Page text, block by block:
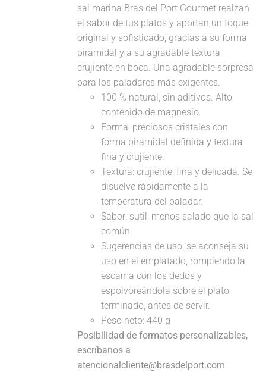
sal marina Bras del Port Gourmet realzan
el sabor de tus platos y aportan un toque
original y sofisticado, gracias a su forma
piramidal y a su agradable textura
crujiente en boca. Una agradable sorpresa
para los paladares más exigentes.
100 % natural, sin aditivos. Alto
contenido de magnesio.
Forma: preciosos cristales con
forma piramidal definida y textura
fina y crujiente.
Textura: crujiente, fina y delicada. Se
disuelve rápidamente a la
temperatura del paladar.
Sabor: sutil, menos salado que la sal
común.
Sugerencias de uso: se aconseja su
uso en el emplatado, rompiendo la
escama con los dedos y
espolvoreándola sobre el plato
terminado, antes de servir.
Peso neto: 440 g
Posibilidad de formatos personalizables,
escríbanos a
atencionalcliente@brasdelport.com